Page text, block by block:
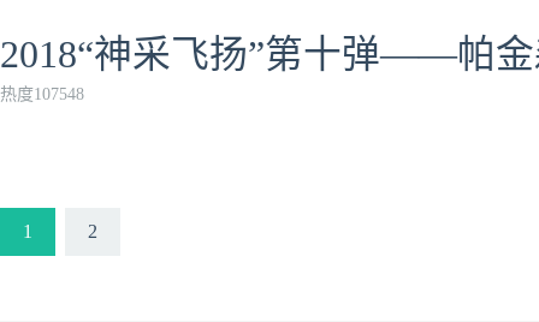
2018“神采飞扬”第十弹——帕
热度107548
1 2